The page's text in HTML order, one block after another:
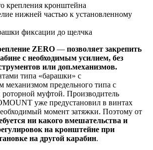
крепления кронштейна
нижней частью к установленному
фиксации до щелчка
ZERO — позволяет закрепить
с необходимым усилием, без
или доп.механизмов.
типа «барашки» с
механизмом предельного типа с
муфтой. Производитель
уже предустановил в винтах
момент затяжки. Поэтому от
ни какого вмешательства и
на кронштейне при
на другой карабин.